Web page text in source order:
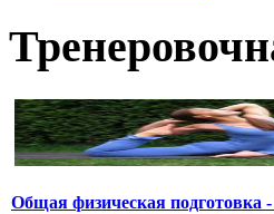
Общая физическая подготовка